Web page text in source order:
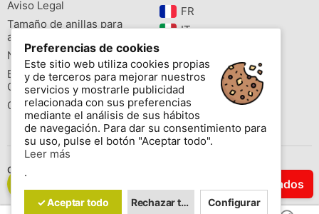
Filtrar Resultados
Aviso Legal
Tamaño de anillas para
aves
Newsletter
Buscador de especies
Cites
Colores de las anillas
FR‎
IT‎
PL‎
PT‎
Preferencias de cookies
Este sitio web utiliza cookies propias
y de terceros para mejorar nuestros
servicios y mostrarle publicidad
relacionada con sus preferencias
mediante el análisis de sus hábitos
de navegación. Para dar su consentimiento para
su uso, pulse el botón "Aceptar todo".
Leer más
.
✓ Aceptar todo Rechazar todo Configurar
Contáctenos
Copyright © 2026 www.aviornis.net Tablón de anuncios gratis.